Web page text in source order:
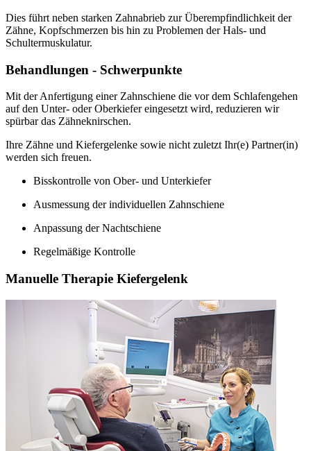
Dies führt neben starken Zahnabrieb zur Überempfindlichkeit der
Zähne, Kopfschmerzen bis hin zu Problemen der Hals- und
Schultermuskulatur.
Behandlungen - Schwerpunkte
Mit der Anfertigung einer Zahnschiene die vor dem Schlafengehen
auf den Unter- oder Oberkiefer eingesetzt wird, reduzieren wir
spürbar das Zähneknirschen.
Ihre Zähne und Kiefergelenke sowie nicht zuletzt Ihr(e) Partner(in)
werden sich freuen.
Bisskontrolle von Ober- und Unterkiefer
Ausmessung der individuellen Zahnschiene
Anpassung der Nachtschiene
Regelmäßige Kontrolle
Manuelle Therapie Kiefergelenk